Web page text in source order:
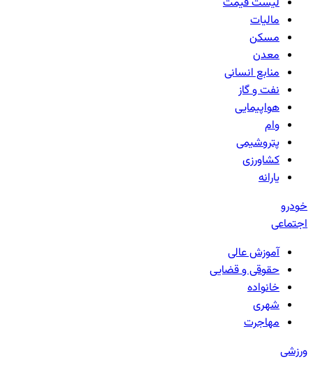
مالیات
مسکن
معدن
منابع انسانی
نفت و گاز
هواپیمایی
وام
پتروشیمی
کشاورزی
یارانه
خودرو
اجتماعی
آموزش عالی
حقوقی و قضایی
خانواده
شهری
مهاجرت
ورزشی